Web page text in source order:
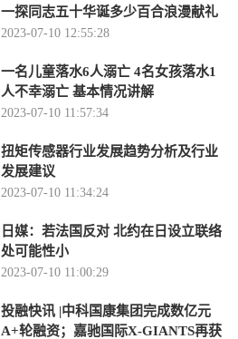
一探同志五十华诞多少百合浪漫献礼
2023-07-10 12:55:28
一名儿童落水6人溺亡 4名女孩落水1
人不幸溺亡 基本情况讲解
2023-07-10 11:57:34
扭矩传感器行业发展趋势分析及行业
发展建议
2023-07-10 11:34:24
日媒：若法国反对 北约在日设立联络
处可能性小
2023-07-10 11:00:29
投融快讯 |中科国康集团完成数亿元
A+轮融资；嘉驰国际X-GIANTS再获